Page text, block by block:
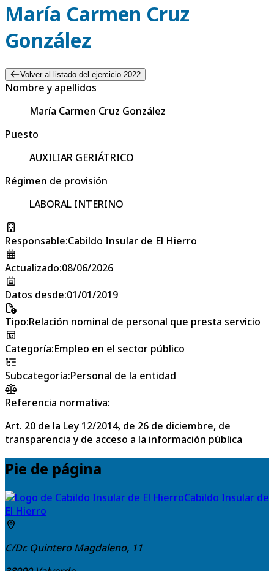
María Carmen Cruz
González
Volver al listado del ejercicio 2022
Nombre y apellidos
María Carmen Cruz González
Puesto
AUXILIAR GERIÁTRICO
Régimen de provisión
LABORAL INTERINO
Responsable:Cabildo Insular de El Hierro
Actualizado:08/06/2026
Datos desde:01/01/2019
Tipo:Relación nominal de personal que presta servicio
Categoría:Empleo en el sector público
Subcategoría:Personal de la entidad
Referencia normativa:
Art. 20 de la Ley 12/2014, de 26 de diciembre, de
transparencia y de acceso a la información pública
Pie de página
Cabildo Insular de
El Hierro
C/Dr. Quintero Magdaleno, 11